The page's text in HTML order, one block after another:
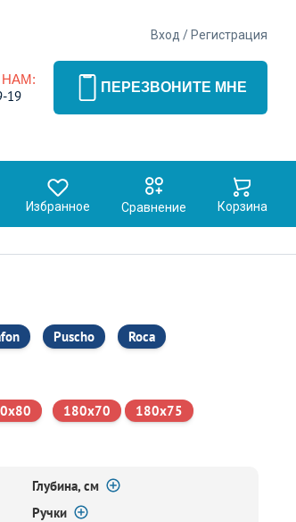
Вход / Регистрация
19 ПЕРЕЗВОНИТЕ МНЕ
Избранное Сравнение Корзина
Puscho
Roca
180х70
180х75
Глубина, см
Ручки